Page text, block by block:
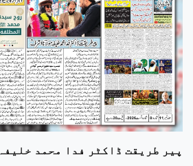
پیر طریقت ڈاکٹر فدا محمد